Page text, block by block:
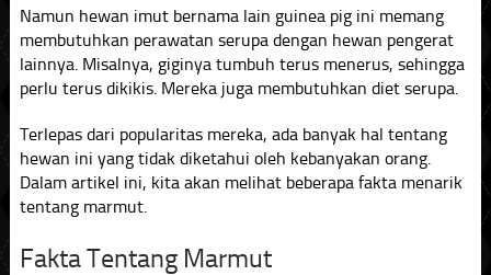
Namun hewan imut bernama lain guinea pig ini memang
membutuhkan perawatan serupa dengan hewan pengerat
lainnya. Misalnya, giginya tumbuh terus menerus, sehingga
perlu terus dikikis. Mereka juga membutuhkan diet serupa.
Terlepas dari popularitas mereka, ada banyak hal tentang
hewan ini yang tidak diketahui oleh kebanyakan orang.
Dalam artikel ini, kita akan melihat beberapa fakta menarik
tentang marmut.
Fakta Tentang Marmut